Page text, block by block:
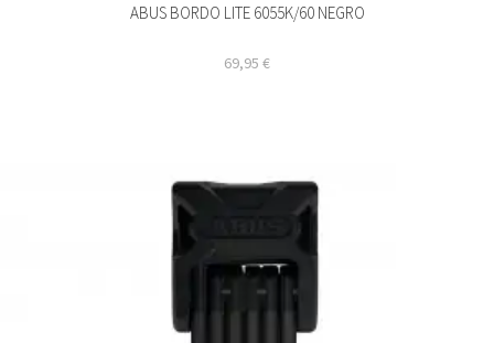
ABUS BORDO LITE 6055K/60 NEGRO
69,95 €